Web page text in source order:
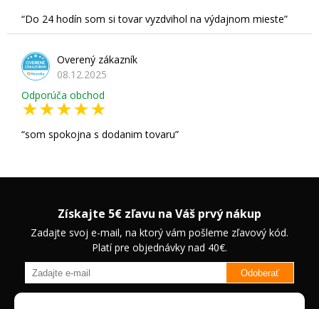
Do 24 hodín som si tovar vyzdvihol na výdajnom mieste
Overený zákazník
08.12.2025
Odporúča obchod
som spokojna s dodanim tovaru
Získajte 5€ zľavu na Váš prvý nákup
Zadajte svoj e-mail, na ktorý vám pošleme zľavový kód.
Platí pre objednávky nad 40€.
Odoberať